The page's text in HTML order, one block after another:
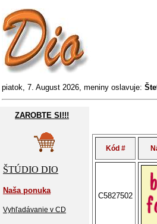
piatok, 7. August 2026, meniny oslavuje:
ZAROBTE SI!!!
ŠTÚDIO DIO
Naša ponuka
Vyhľadávanie v CD
Kód #
C5827502